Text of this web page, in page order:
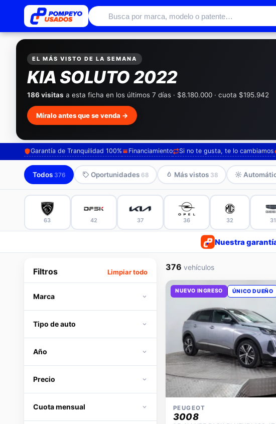
Autos usados con garantía de
EL MÁS VISTO DE LA SEMANA
KIA SOLUTO 2022
186 visitas a esta ficha en los últimos 7 días · $8.180.000 · cuota $195.942
Míralo antes que se venda →
Garantía de Tranquilidad 100% Financiamiento Si no te gusta, te lo cambiamos
Todos 376 Oportunidades 68 Más vistos 38
63 42 37 36 32 31
Nuestra
Filtros Limpiar todo
Marca
Tipo de auto
Año
Precio
Cuota mensual
376 vehículos
NUEVO INGRESO ÚNICO DUEÑO
PEUGEOT
3008